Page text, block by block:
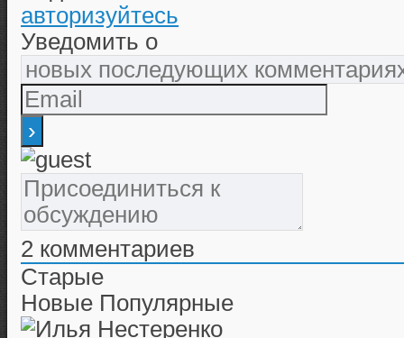
авторизуйтесь
Уведомить о
2 комментариев
Старые
Новые Популярные